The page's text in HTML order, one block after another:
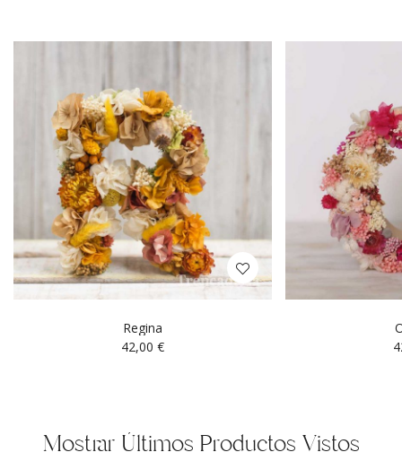
Regina
42,00 €
Mostrar Últimos Productos Vistos